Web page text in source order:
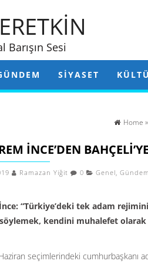
Barışın Sesi
SIYASET
Home »
İNCE’DEN
Ramazan Yiğit 0 Genel, Gündem
“Türkiye’deki tek adam
kendini muhalefet
seçimlerindeki cumhurbaşkanı